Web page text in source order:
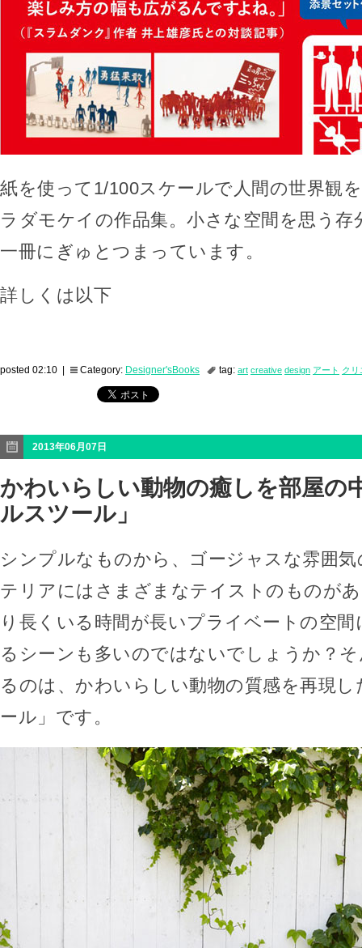
紙を使って1/100スケールで人間の世界観
ラダモケイの作品集。小さな空間を思う存
一冊にぎゅとつまっています。
詳しくは以下
posted 02:10 | Category: Designer'sBooks tag: art creative design アート クリ
2013年06月07日
かわいらしい動物の癒しを部屋の
ルスツール」
シンプルなものから、ゴージャスな雰囲
テリアにはさまざまなテイストのものが
り長くいる時間が長いプライベートの空
るシーンも多いのではないでしょうか？
るのは、かわいらしい動物の質感を再現
ール」です。